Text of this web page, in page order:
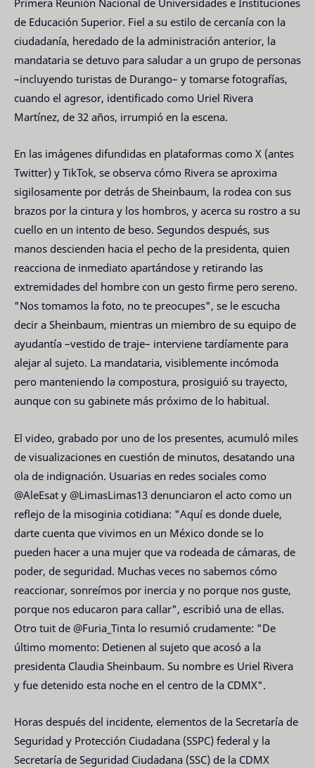
de Educación Superior. Fiel a su estilo de cercanía con la
ciudadanía, heredado de la administración anterior, la
mandataria se detuvo para saludar a un grupo de personas
–incluyendo turistas de Durango– y tomarse fotografías,
cuando el agresor, identificado como Uriel Rivera
Martínez, de 32 años, irrumpió en la escena.
En las imágenes difundidas en plataformas como X (antes
Twitter) y TikTok, se observa cómo Rivera se aproxima
sigilosamente por detrás de Sheinbaum, la rodea con sus
brazos por la cintura y los hombros, y acerca su rostro a su
cuello en un intento de beso. Segundos después, sus
manos descienden hacia el pecho de la presidenta, quien
reacciona de inmediato apartándose y retirando las
extremidades del hombre con un gesto firme pero sereno.
"Nos tomamos la foto, no te preocupes", se le escucha
decir a Sheinbaum, mientras un miembro de su equipo de
ayudantía –vestido de traje– interviene tardíamente para
alejar al sujeto. La mandataria, visiblemente incómoda
pero manteniendo la compostura, prosiguió su trayecto,
aunque con su gabinete más próximo de lo habitual.
El video, grabado por uno de los presentes, acumuló miles
de visualizaciones en cuestión de minutos, desatando una
ola de indignación. Usuarias en redes sociales como
@AleEsat y @LimasLimas13 denunciaron el acto como un
reflejo de la misoginia cotidiana: "Aquí es donde duele,
darte cuenta que vivimos en un México donde se lo
pueden hacer a una mujer que va rodeada de cámaras, de
poder, de seguridad. Muchas veces no sabemos cómo
reaccionar, sonreímos por inercia y no porque nos guste,
porque nos educaron para callar", escribió una de ellas.
Otro tuit de @Furia_Tinta lo resumió crudamente: "De
último momento: Detienen al sujeto que acosó a la
presidenta Claudia Sheinbaum. Su nombre es Uriel Rivera
y fue detenido esta noche en el centro de la CDMX".
Horas después del incidente, elementos de la Secretaría de
Seguridad y Protección Ciudadana (SSPC) federal y la
Secretaría de Seguridad Ciudadana (SSC) de la CDMX